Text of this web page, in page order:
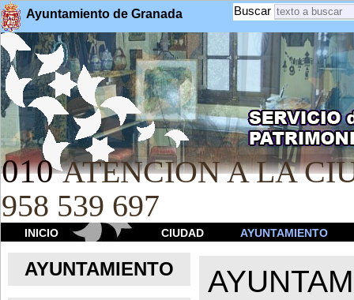
Ayuntamiento de Granada Buscar
010 ATENCION A LA
958 539 697
INICIO CIUDAD AYUNTAMIENTO
AYUNTAMIENTO